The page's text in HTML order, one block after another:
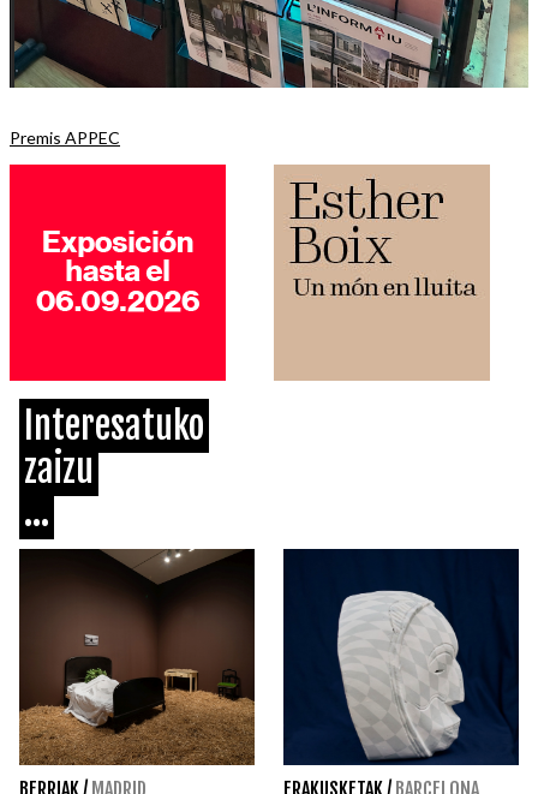
Premis APPEC
Interesatuko
zaizu
...
BERRIAK/ MADRID ERAKUSKETAK/ BARCELONA